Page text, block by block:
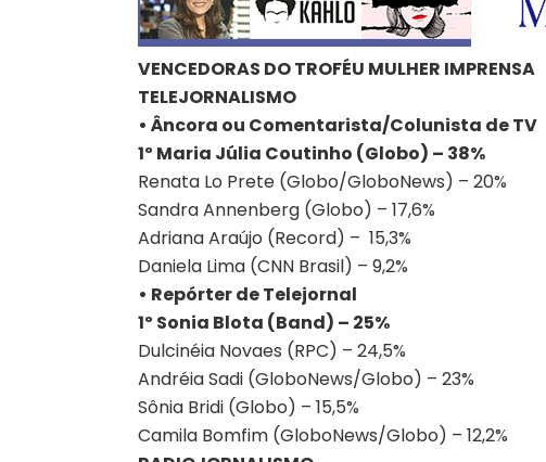
VENCEDORAS DO TROFÉU MULHER IMPRENSA
TELEJORNALISMO
• Âncora ou Comentarista/Colunista de TV
1º Maria Júlia Coutinho (Globo) – 38%
Renata Lo Prete (Globo/GloboNews) – 20%
Sandra Annenberg (Globo) – 17,6%
Adriana Araújo (Record) – 15,3%
Daniela Lima (CNN Brasil) – 9,2%
• Repórter de Telejornal
1º Sonia Blota (Band) – 25%
Dulcinéia Novaes (RPC) – 24,5%
Andréia Sadi (GloboNews/Globo) – 23%
Sônia Bridi (Globo) – 15,5%
Camila Bomfim (GloboNews/Globo) – 12,2%